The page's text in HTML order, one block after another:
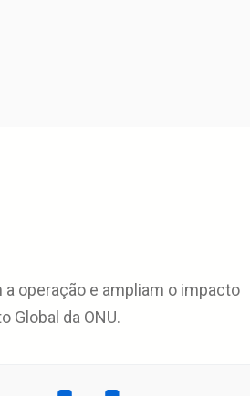
a operação e ampliam o impacto
Global da ONU.